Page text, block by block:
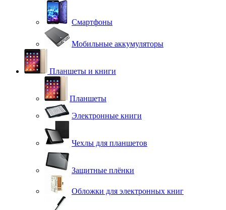
Смартфоны
Мобильные аккумуляторы
Планшеты и книги
Планшеты
Электронные книги
Чехлы для планшетов
Защитные плёнки
Обложки для электронных книг